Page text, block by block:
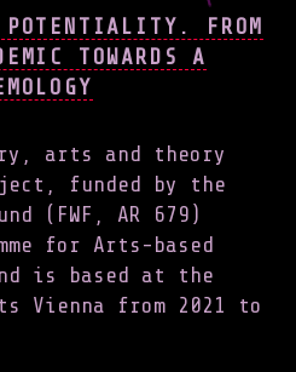
FROM
TOWARDS A
arts and theory
funded by the
(FWF, AR 679)
for Arts-based
is based at the
Vienna from 2021 to